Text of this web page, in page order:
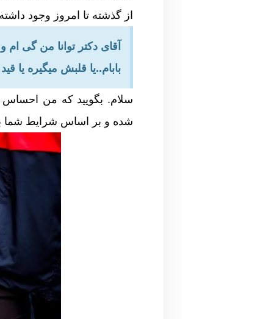
از گذشته تا امروز وجود
آقای دکتر توانا من گی
بابام..یا قلبش میگیره یا
سلام. بگویید که من
شده و بر اساس شرایط شما